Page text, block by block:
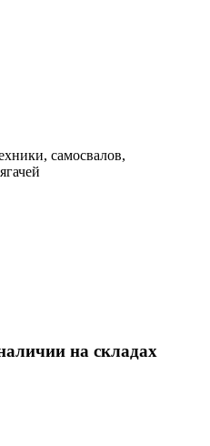
самосвалов,
на складах